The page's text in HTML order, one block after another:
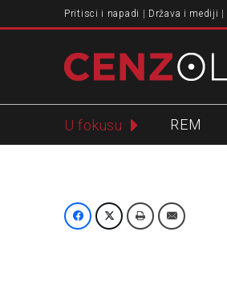
Pritisci i napadi Država i mediji
U fokusu REM